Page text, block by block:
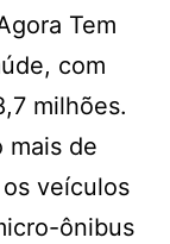
Tem
com
milhões.
mais de
veículos
ônibus